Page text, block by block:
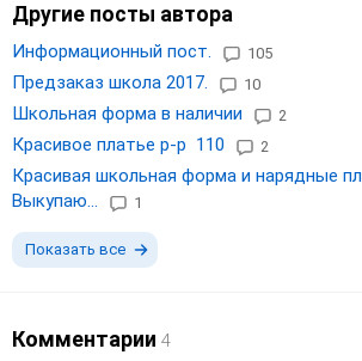
Другие посты автора
Информационный пост. 105
Предзаказ школа 2017. 10
Школьная форма в наличии 2
Красивое платье р-р 110 2
Красивая школьная форма и нарядные
Выкупаю...
1
Показать все
Комментарии 4